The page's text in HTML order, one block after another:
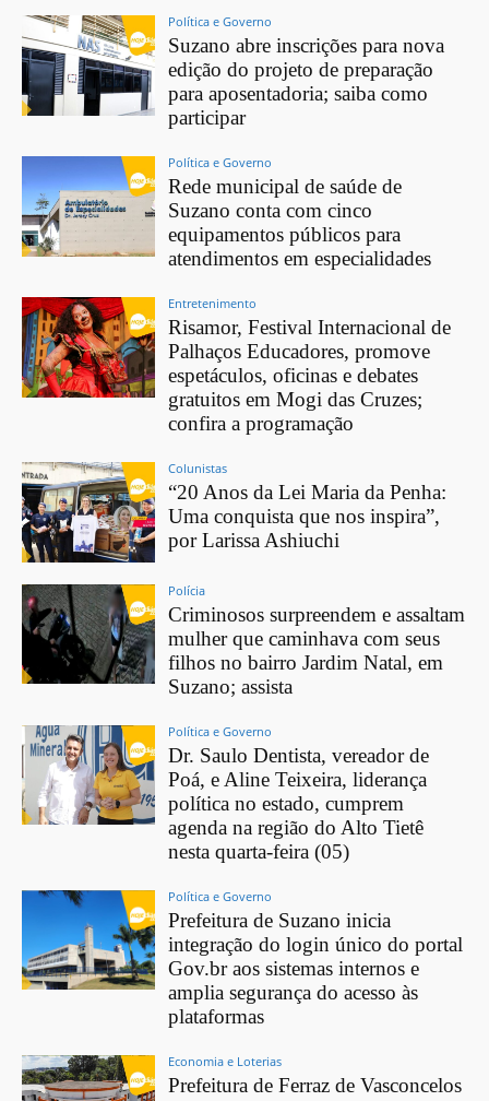
Política e Governo
Suzano abre inscrições para nova
edição do projeto de preparação
para aposentadoria; saiba como
participar
Política e Governo
Rede municipal de saúde de
Suzano conta com cinco
equipamentos públicos para
atendimentos em especialidades
Entretenimento
Risamor, Festival Internacional de
Palhaços Educadores, promove
espetáculos, oficinas e debates
gratuitos em Mogi das Cruzes;
confira a programação
Colunistas
“20 Anos da Lei Maria da Penha:
Uma conquista que nos inspira”,
por Larissa Ashiuchi
Polícia
Criminosos surpreendem e assaltam
mulher que caminhava com seus
filhos no bairro Jardim Natal, em
Suzano; assista
Política e Governo
Dr. Saulo Dentista, vereador de
Poá, e Aline Teixeira, liderança
política no estado, cumprem
agenda na região do Alto Tietê
nesta quarta-feira (05)
Política e Governo
Prefeitura de Suzano inicia
integração do login único do portal
Gov.br aos sistemas internos e
amplia segurança do acesso às
plataformas
Economia e Loterias
Prefeitura de Ferraz de Vasconcelos